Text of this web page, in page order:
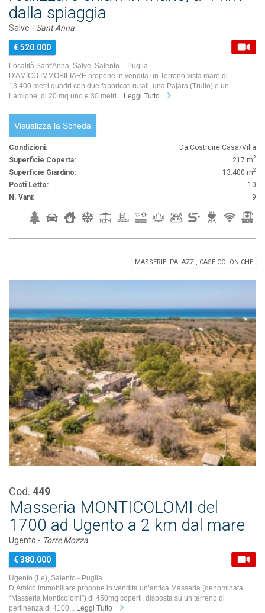
dalla spiaggia
Salve - Sant Anna
€ 520.000
Località Sant'Anna, Salve, Salento – Puglia
D'AMICO IMMOBILIARE propone in vendita un Terreno vista mare di
13.400 metri quadri con due fabbricati rurali, una Pajara (Trullo) e un
Lamione, di 20 mq uno e 30 metri... Leggi Tutto
Visualizza la Scheda
Condizioni:
Da Costruire Casa/Villa
Superficie Coperta:
217 m2
Superficie Giardino: 13.400 m2
Posti Letto:
10
N. Vani:
9
MASSERIE, PALAZZI, CASE COLONICHE
Cod. 449
Masseria MONTICOLOMI del
1700 ad Ugento a 2 km dal mare
Ugento - Torre Mozza
€ 380.000
Ugento (Le), Salento - Puglia
D’Amico immobiliare propone in vendita un’antica Masseria (denominata
“Masseria Monticolomi”) di 450mq coperti, disposta su un terreno di
pertinenza di 4100... Leggi Tutto